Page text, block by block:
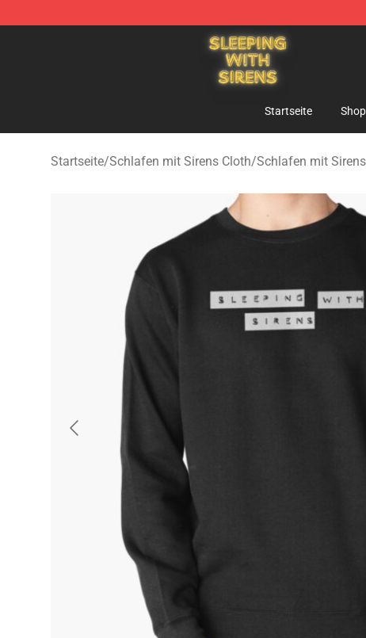
Sleeping With Sirens Store - Official Sleeping With
Startseite Shop
Startseite/Schlafen mit Sirens Cloth/Schlafen mit